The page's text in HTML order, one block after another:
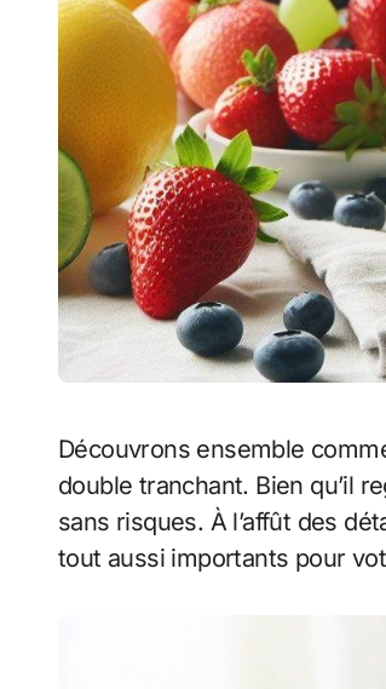
Découvrons ensemble
double tranchant. Bien qu’il
sans risques. À l’affût des
tout aussi importants pour